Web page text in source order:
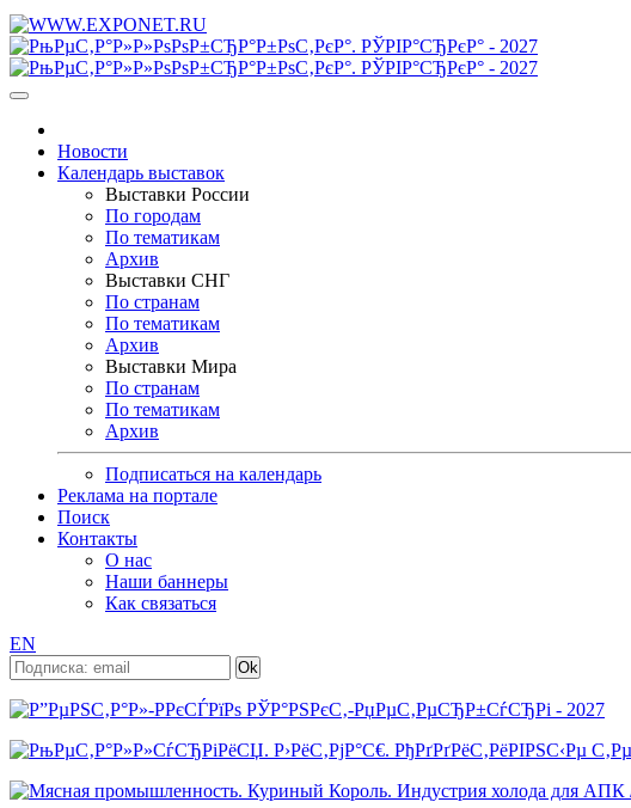
Новости
Календарь выставок
Выставки России
По городам
По тематикам
Архив
Выставки СНГ
По странам
По тематикам
Архив
Выставки Мира
По странам
По тематикам
Архив
Подписаться на календарь
Реклама на портале
Поиск
Контакты
О нас
Наши баннеры
Как связаться
EN